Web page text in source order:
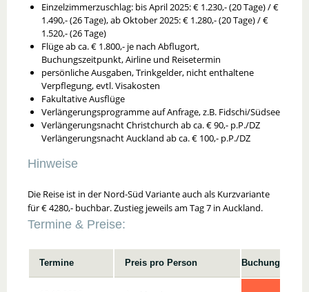
Einzelzimmerzuschlag: bis April 2025: € 1.230,- (20 Tage) / €
1.490,- (26 Tage), ab Oktober 2025: € 1.280,- (20 Tage) / €
1.520,- (26 Tage)
Flüge ab ca. € 1.800,- je nach Abflugort,
Buchungszeitpunkt, Airline und Reisetermin
persönliche Ausgaben, Trinkgelder, nicht enthaltene
Verpflegung, evtl. Visakosten
Fakultative Ausflüge
Verlängerungsprogramme auf Anfrage, z.B. Fidschi/Südsee
Verlängerungsnacht Christchurch ab ca. € 90,- p.P./DZ
Verlängerungsnacht Auckland ab ca. € 100,- p.P./DZ
Hinweise
Die Reise ist in der Nord-Süd Variante auch als Kurzvariante
für € 4280,- buchbar. Zustieg jeweils am Tag 7 in Auckland.
Termine & Preise:
Termine Preis pro Person Buchung